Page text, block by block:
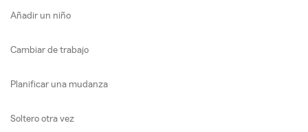
Añadir un niño
Cambiar de trabajo
Planificar una mudanza
Soltero otra vez